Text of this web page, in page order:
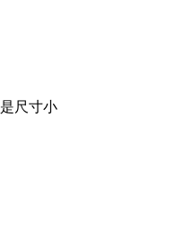
是尺寸小